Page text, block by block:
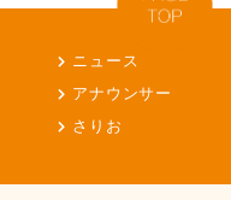
ニュース
アナウンサー
さりお